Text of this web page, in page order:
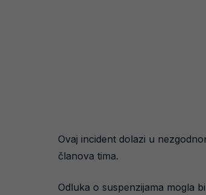
Ovaj incident dolazi u
članova tima.
Odluka o suspenzijama mogla